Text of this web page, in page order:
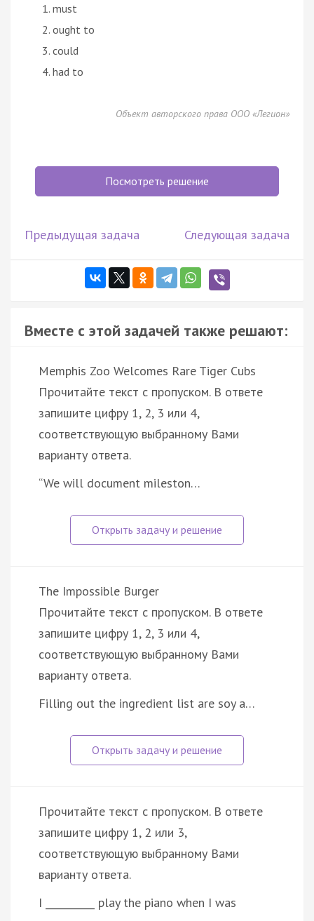
must
ought to
could
had to
Объект авторского права ООО «Легион»
Посмотреть решение
Предыдущая задача Следующая задача
Вместе с этой задачей также решают:
Memphis Zoo Welcomes Rare Tiger Cubs
Прочитайте текст с пропуском. В ответе
запишите цифру 1, 2, 3 или 4,
соответствующую выбранному Вами
варианту ответа.
“We will document mileston…
The Impossible Burger
Прочитайте текст с пропуском. В ответе
запишите цифру 1, 2, 3 или 4,
соответствующую выбранному Вами
варианту ответа.
Filling out the ingredient list are soy a…
Прочитайте текст с пропуском. В ответе
запишите цифру 1, 2 или 3,
соответствующую выбранному Вами
варианту ответа.
I __________ play the piano when I was